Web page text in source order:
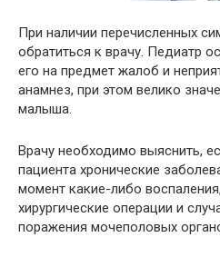
При наличии перечисленных
обратиться к врачу. Педиатр
его на предмет жалоб и
анамнез, при этом велико
малыша.
Врачу необходимо выяснить,
пациента хронические
момент какие-либо
хирургические операции и
поражения мочеполовых